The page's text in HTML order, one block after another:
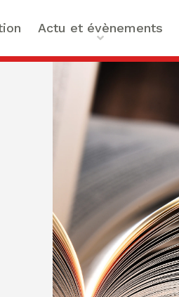
Actu et évènements
Actualités
Masterclass Global Actors for